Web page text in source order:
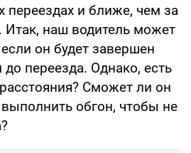
и ближе, чем за
наш водитель может
он будет завершен
переезда. Однако, есть
Сможет ли он
обгон, чтобы не